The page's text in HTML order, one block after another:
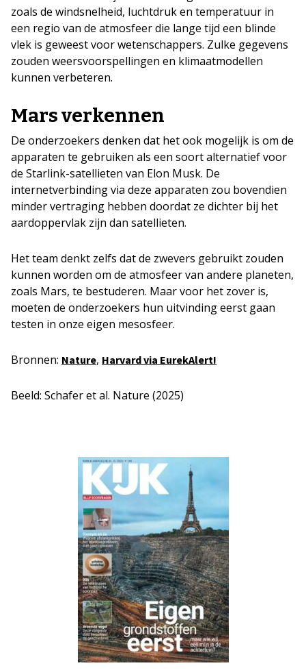
zoals de windsnelheid, luchtdruk en temperatuur in
een regio van de atmosfeer die lange tijd een blinde
vlek is geweest voor wetenschappers. Zulke gegevens
zouden weersvoorspellingen en klimaatmodellen
kunnen verbeteren.
Mars verkennen
De onderzoekers denken dat het ook mogelijk is om de
apparaten te gebruiken als een soort alternatief voor
de Starlink-satellieten van Elon Musk. De
internetverbinding via deze apparaten zou bovendien
minder vertraging hebben doordat ze dichter bij het
aardoppervlak zijn dan satellieten.
Het team denkt zelfs dat de zwevers gebruikt zouden
kunnen worden om de atmosfeer van andere planeten,
zoals Mars, te bestuderen. Maar voor het zover is,
moeten de onderzoekers hun uitvinding eerst gaan
testen in onze eigen mesosfeer.
Bronnen: Nature, Harvard via EurekAlert!
Beeld: Schafer et al. Nature (2025)